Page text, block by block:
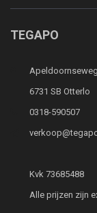
TEGAPO
6731 SB Otterlo
0318-590507
Kvk 73685488
Alle prijzen zijn